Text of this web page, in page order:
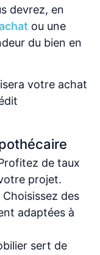
devrez, en
ou une
du bien en
votre achat
de taux
projet.
Choisissez des
adaptées à
sert de